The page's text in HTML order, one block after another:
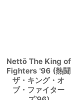
Nettō The King of
Fighters '96 (熱闘
ザ・キング・オ
ブ・ファイター